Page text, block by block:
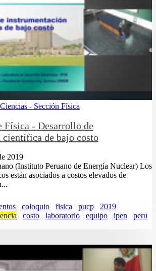
Ciencias - Sección Física
Física - Desarrollo de
de bajo costo
2019
(Instituto Peruano de Energía Nuclear) Los
están asociados a costos elevados de
coloquio fisica pucp
2019
costo laboratorio equipo ipen peru